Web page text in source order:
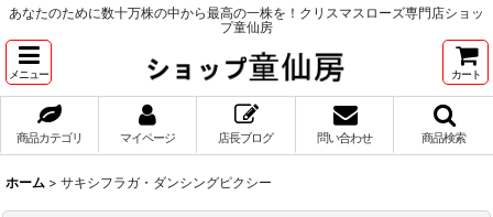
あなたのために数十万株の中から最高の一株を！クリスマスローズ専門店ショッ
プ童仙房
メニュー カート
商品カテゴリ マイページ 店長ブログ 問い合わせ 商品検索
ホーム > サキシフラガ・ダンシングピクシー